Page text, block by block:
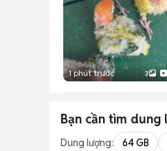
1 phút trước 3
Bạn cần tìm dung
Dung lượng: 64 GB